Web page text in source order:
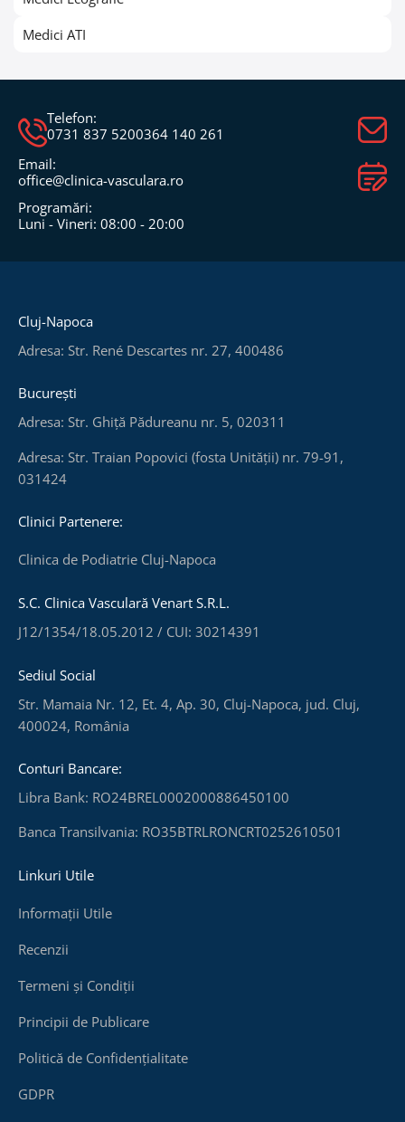
Medici ATI
Telefon:
0731 837 5200364 140 261
Email:
office@clinica-vasculara.ro​
Programări:
Luni - Vineri: 08:00 - 20:00
Cluj-Napoca
Adresa: Str. René Descartes nr. 27, 400486
București
Adresa: Str. Ghiță Pădureanu nr. 5, 020311
Adresa: Str. Traian Popovici (fosta Unității) nr. 79-91,
031424
Clinici Partenere:
Clinica de Podiatrie Cluj-Napoca
S.C. Clinica Vasculară Venart S.R.L.
J12/1354/18.05.2012 / CUI: 30214391
Sediul Social
Str. Mamaia Nr. 12, Et. 4, Ap. 30, Cluj-Napoca, jud. Cluj,
400024, România
Conturi Bancare:
Libra Bank: RO24BREL0002000886450100
Banca Transilvania: RO35BTRLRONCRT0252610501
Linkuri Utile
Informații Utile
Recenzii
Termeni și Condiții
Principii de Publicare
Politică de Confidențialitate
GDPR